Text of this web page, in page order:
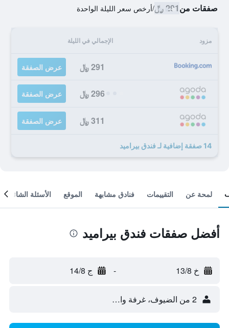
صفقات من291 ﷼ /أرخص سعر الليلة الواحدة
مزود الإجمالي في الليلة
291 ﷼ عرض الصفقة
296 ﷼ عرض الصفقة
311 ﷼ عرض الصفقة
14 صفقة إضافية لـ فندق بيراميد
لمحة عن التقييمات فنادق مشابهة الموقع الأسئلة الشائعة
أفضل صفقات فندق بيراميد
خ 13/8 - ج 14/8
2 من الضيوف، غرفة واحدة